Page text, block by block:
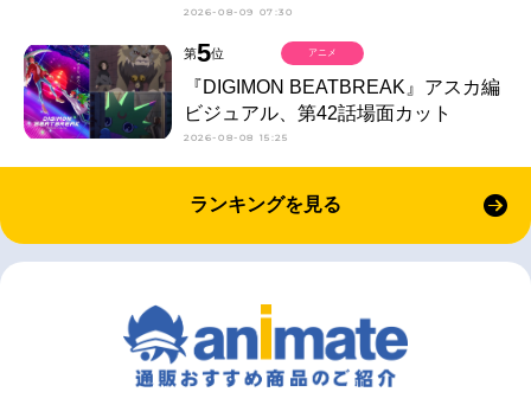
2026-08-09 07:30
第5位
『DIGIMON BEATBREAK』アスカ編
ビジュアル、第42話場面カット
2026-08-08 15:25
アニメ
ランキングを見る